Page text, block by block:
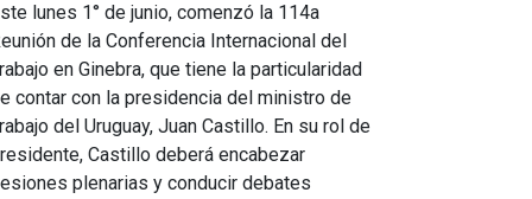
lunes 1° de junio, comenzó la 114a
de la Conferencia Internacional del
en Ginebra, que tiene la particularidad
contar con la presidencia del ministro de
del Uruguay, Juan Castillo. En su rol de
Castillo deberá encabezar
plenarias y conducir debates